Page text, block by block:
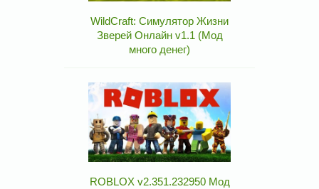
WildCraft: Симулятор Жизни
Зверей Онлайн v1.1 (Мод
много денег)
ROBLOX v2.351.232950 Мод